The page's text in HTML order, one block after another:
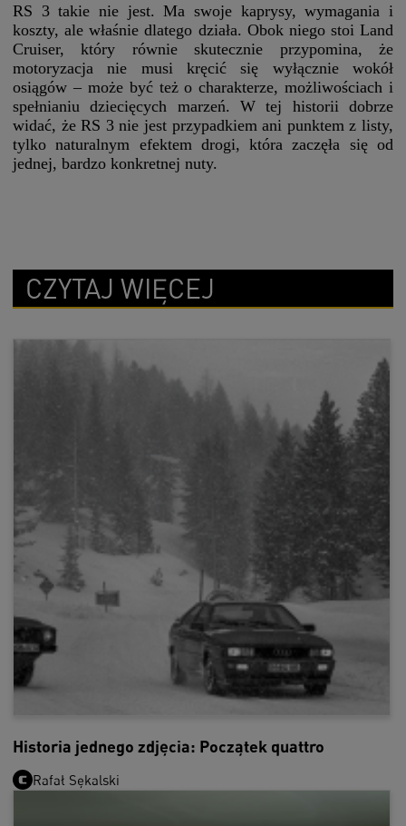
RS 3 takie nie jest. Ma swoje kaprysy, wymagania i
koszty, ale właśnie dlatego działa. Obok niego stoi Land
Cruiser, który równie skutecznie przypomina, że
motoryzacja nie musi kręcić się wyłącznie wokół
osiągów – może być też o charakterze, możliwościach i
spełnianiu dziecięcych marzeń. W tej historii dobrze
widać, że RS 3 nie jest przypadkiem ani punktem z listy,
tylko naturalnym efektem drogi, która zaczęła się od
jednej, bardzo konkretnej nuty.
CZYTAJ WIĘCEJ
Historia jednego zdjęcia: Początek quattro
Rafał Sękalski